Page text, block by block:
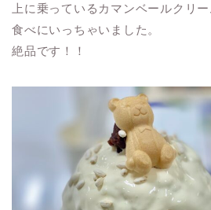
上に乗っているカマンベールクリ
食べにいっちゃいました。
絶品です！！